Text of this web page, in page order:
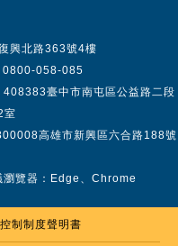
興北路363號4樓
0800-058-085
臺中市南屯區公益路二段
室
高雄市新興區六合路188號
覽器：Edge、Chrome
制制度聲明書